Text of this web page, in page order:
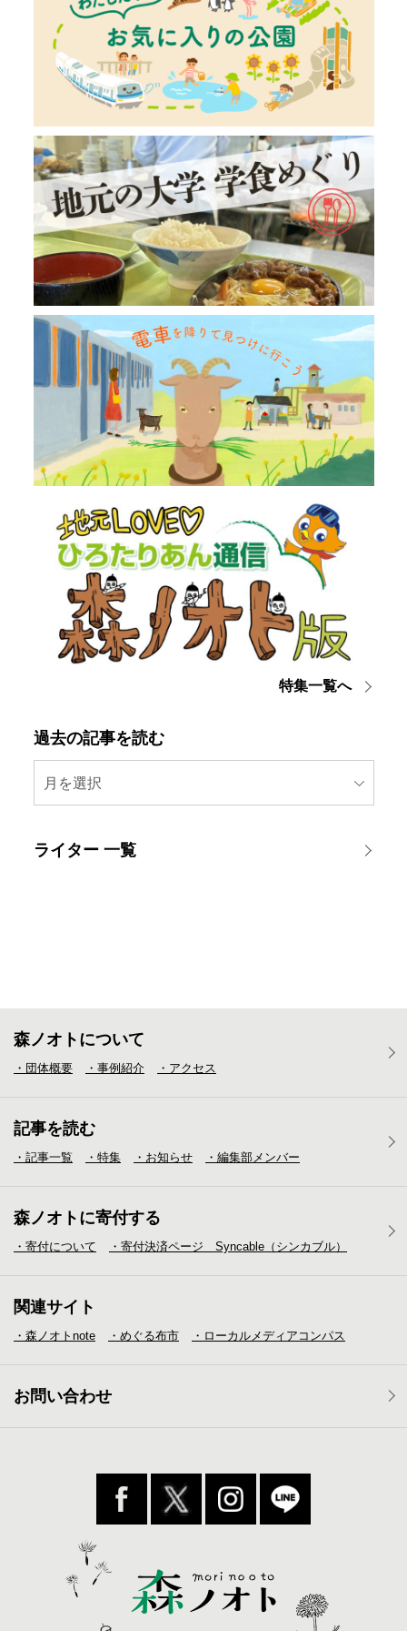
特集一覧へ
過去の記事を読む
月を選択
ライター 一覧
森ノオトについて
・団体概要 ・事例紹介 ・アクセス
記事を読む
・記事一覧 ・特集 ・お知らせ ・編集部メンバー
森ノオトに寄付する
・寄付について ・寄付決済ページ Syncable（シンカブル）
関連サイト
・森ノオトnote ・めぐる布市 ・ローカルメディア コンパス
お問い合わせ